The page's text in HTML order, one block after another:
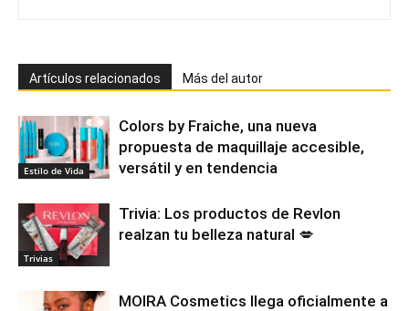
Artículos relacionados Más del autor
Estilo de Vida
Colors by Fraiche, una nueva
propuesta de maquillaje accesible,
versátil y en tendencia
Trivias
Trivia: Los productos de Revlon
realzan tu belleza natural 💋
MOIRA Cosmetics llega oficialmente a